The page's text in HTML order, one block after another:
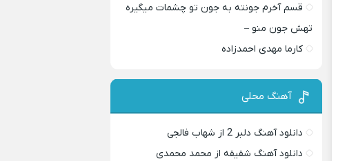
قسم آخرم جونته به جون تو چشمات میگیره
تهش جون منو –
کارما مهدی احمدزاده
آهنگ محلی
دانلود آهنگ دلبر 2 از شهاب فالجی
دانلود آهنگ شقیقه از محمد محمدی